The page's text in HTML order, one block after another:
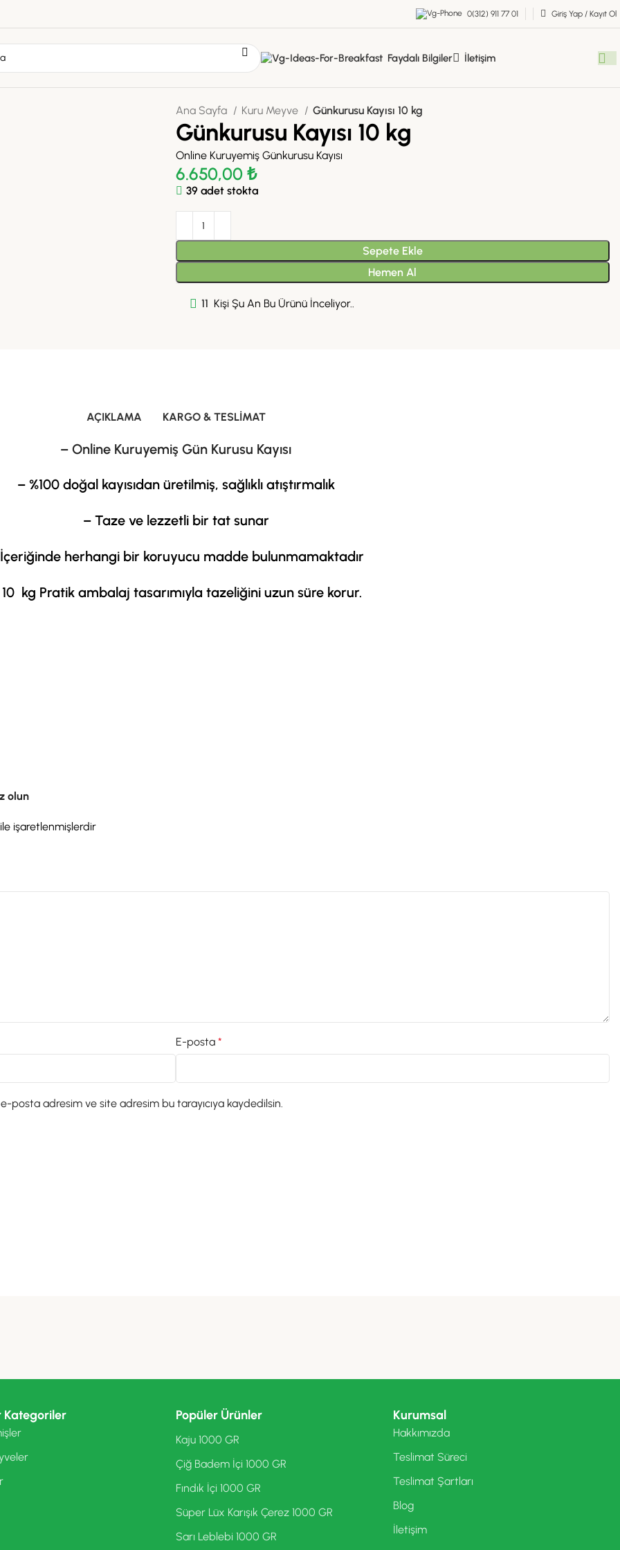
0(312) 911 77 01 Giriş Yap / Kayıt Ol
Faydalı Bilgiler İletişim
Ana Sayfa Kuru Meyve Günkurusu Kayısı 10 kg
Günkurusu Kayısı 10 kg
Online Kuruyemiş Günkurusu Kayısı
6.650,00 ₺
39 adet stokta
Sepete Ekle
Hemen Al
11 Kişi Şu An Bu Ürünü İnceliyor..
AÇIKLAMA KARGO & TESLIMAT
– Online Kuruyemiş Gün Kurusu Kayısı
– %100 doğal kayısıdan üretilmiş, sağlıklı atıştırmalık
– Taze ve lezzetli bir tat sunar
herhangi bir koruyucu madde bulunmamaktadır
kg Pratik ambalaj tasarımıyla tazeliğini uzun süre korur.
olun
işaretlenmişlerdir
E-posta*
posta adresim ve site adresim bu tarayıcıya kaydedilsin.
Kategoriler Popüler Ürünler
Kaju 1000 GR
Çiğ Badem İçi 1000 GR
Fındık İçi 1000 GR
Süper Lüx Karışık Çerez 1000 GR
Sarı Leblebi 1000 GR
Kurumsal
Hakkımızda
Teslimat Süreci
Teslimat Şartları
Blog
İletişim